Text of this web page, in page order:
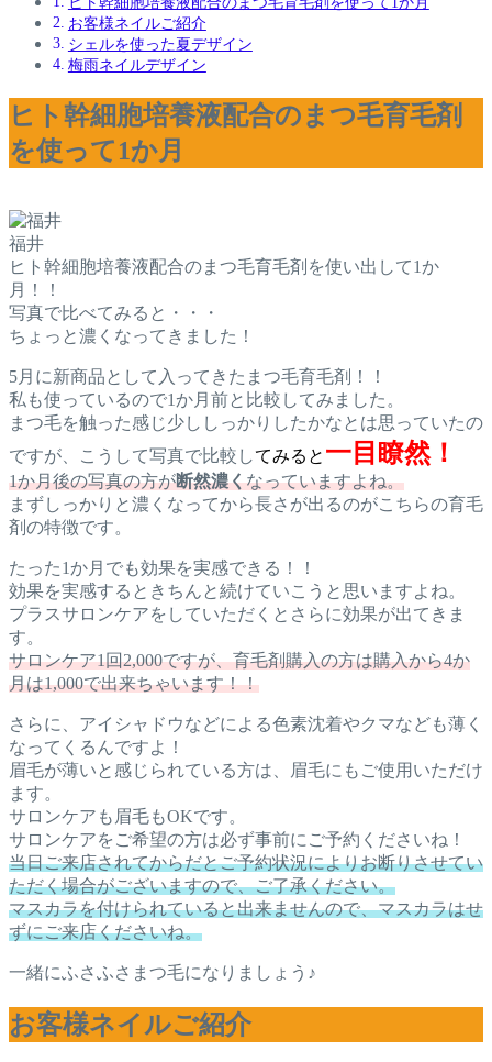
お客様ネイルご紹介
シェルを使った夏デザイン
梅雨ネイルデザイン
ヒト幹細胞培養液配合のまつ毛育毛剤
を使って1か月
福井
ヒト幹細胞培養液配合のまつ毛育毛剤を使い出して1か
月！！
写真で比べてみると・・・
ちょっと濃くなってきました！
5月に新商品として入ってきたまつ毛育毛剤！！
私も使っているので1か月前と比較してみました。
まつ毛を触った感じ少ししっかりしたかなとは思っていたの
ですが、こうして写真で比較してみると 一目瞭然！
1か月後の写真の方が断然濃くなっていますよね。
まずしっかりと濃くなってから長さが出るのがこちらの育毛
剤の特徴です。
たった1か月でも効果を実感できる！！
効果を実感するときちんと続けていこうと思いますよね。
プラスサロンケアをしていただくとさらに効果が出てきま
す。
サロンケア1回2,000ですが、育毛剤購入の方は購入から4か
月は1,000で出来ちゃいます！！
さらに、アイシャドウなどによる色素沈着やクマなども薄く
なってくるんですよ！
眉毛が薄いと感じられている方は、眉毛にもご使用いただけ
ます。
サロンケアも眉毛もOKです。
サロンケアをご希望の方は必ず事前にご予約くださいね！
当日ご来店されてからだとご予約状況によりお断りさせてい
ただく場合がございますので、ご了承ください。
マスカラを付けられていると出来ませんので、マスカラはせ
ずにご来店くださいね。
一緒にふさふさまつ毛になりましょう♪
お客様ネイルご紹介